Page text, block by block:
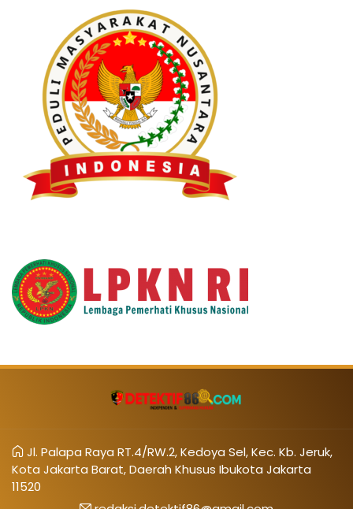
Jl. Palapa Raya RT.4/RW.2, Kedoya Sel, Kec. Kb. Jeruk,
Kota Jakarta Barat, Daerah Khusus Ibukota Jakarta
11520